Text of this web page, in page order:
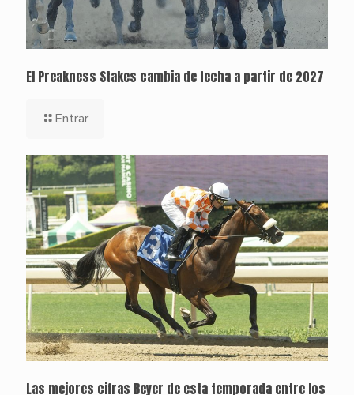
El Preakness Stakes cambia de fecha a partir de 2027
Entrar
Las mejores cifras Beyer de esta temporada entre los